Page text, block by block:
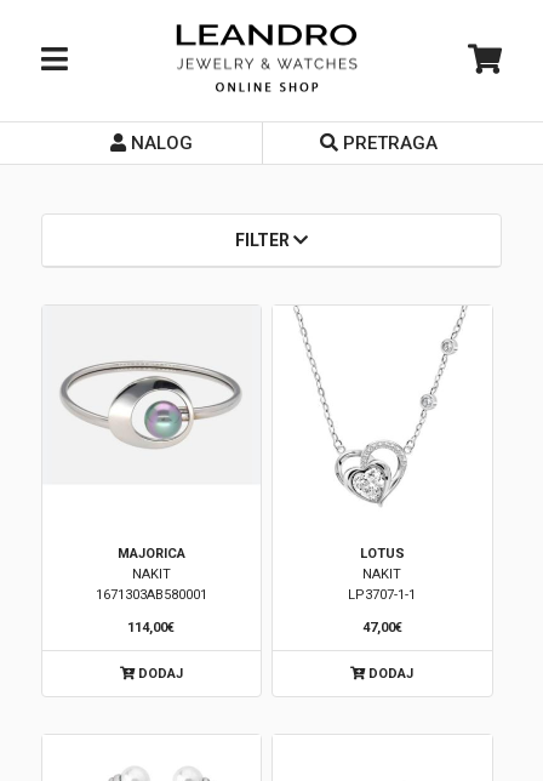
Početna
Prodavnice
Kontakt
Loyalty Club
Brendovi
Swiss🇨🇭
Satovi
NALOG PRETRAGA
FILTER
MAJORICA
NAKIT
1671303AB580001
114,00€
DODAJ
LOTUS
NAKIT
LP3707-1-1
47,00€
DODAJ